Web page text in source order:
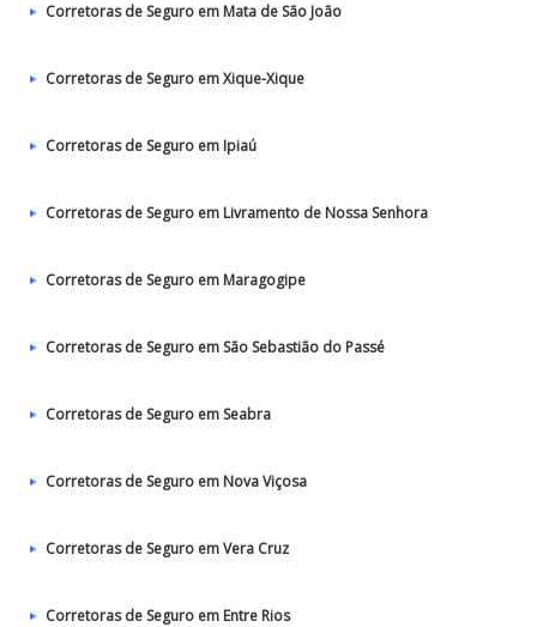
Corretoras de Seguro em Mata de São João
Corretoras de Seguro em Xique-Xique
Corretoras de Seguro em Ipiaú
Corretoras de Seguro em Livramento de Nossa Senhora
Corretoras de Seguro em Maragogipe
Corretoras de Seguro em São Sebastião do Passé
Corretoras de Seguro em Seabra
Corretoras de Seguro em Nova Viçosa
Corretoras de Seguro em Vera Cruz
Corretoras de Seguro em Entre Rios